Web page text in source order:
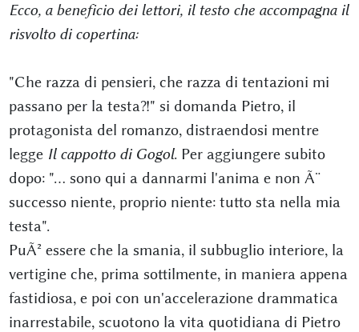
Ecco, a beneficio dei lettori, il testo che accompagna il
risvolto di copertina:
"Che razza di pensieri, che razza di tentazioni mi
passano per la testa?!" si domanda Pietro, il
protagonista del romanzo, distraendosi mentre
legge Il cappotto di Gogol. Per aggiungere subito
dopo: "... sono qui a dannarmi l'anima e non Ã¨
successo niente, proprio niente: tutto sta nella mia
testa".
PuÃ² essere che la smania, il subbuglio interiore, la
vertigine che, prima sottilmente, in maniera appena
fastidiosa, e poi con un'accelerazione drammatica
inarrestabile, scuotono la vita quotidiana di Pietro